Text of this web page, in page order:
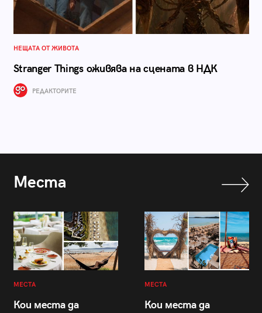
НЕЩАТА ОТ ЖИВОТА
Stranger Things оживява на сцената в НДК
РЕДАКТОРИТЕ
Места
МЕСТА
Кои места да
МЕСТА
Кои места да